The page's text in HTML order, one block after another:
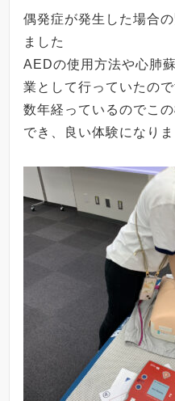
偶発症が発生した場合
ました
AEDの使用方法や心肺
業として行っていたの
数年経っているのでこ
でき、良い体験になりま